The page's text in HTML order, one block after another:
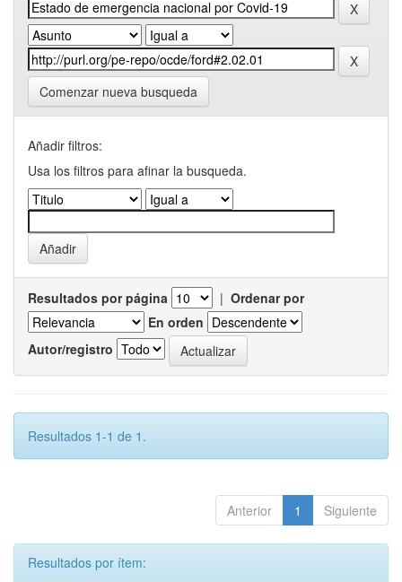
Comenzar nueva busqueda
Añadir filtros:
Usa los filtros para afinar la busqueda.
Resultados por página | Ordenar por
En orden
Autor/registro
Resultados 1-1 de 1.
Anterior 1 Siguiente
Resultados por ítem: